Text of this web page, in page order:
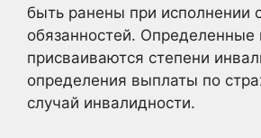
быть ранены при исполнении
обязанностей. Определенные
присваиваются степени
определения выплаты по
случай инвалидности.